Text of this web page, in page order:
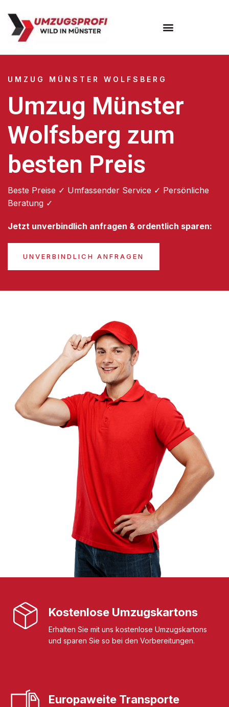
UMZUG MÜNSTER WOLFSBERG
Umzug Münster
Wolfsberg zum
besten Preis
Beste Preise ✓ Umfassender Service ✓ Persönliche
Beratung ✓
Jetzt unverbindlich anfragen & ordentlich sparen:
UNVERBINDLICH ANFRAGEN
Kostenlose Umzugskartons
Erhalten Sie mit uns kostenlose Umzugskartons
und sparen Sie so bei den Vorbereitungen.
Europaweite Transporte